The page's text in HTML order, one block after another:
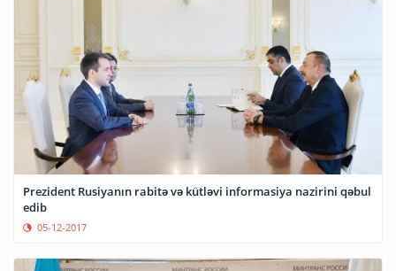
Prezident Rusiyanın rabitə və kütləvi informasiya nazirini qəbul
edib
05-12-2017